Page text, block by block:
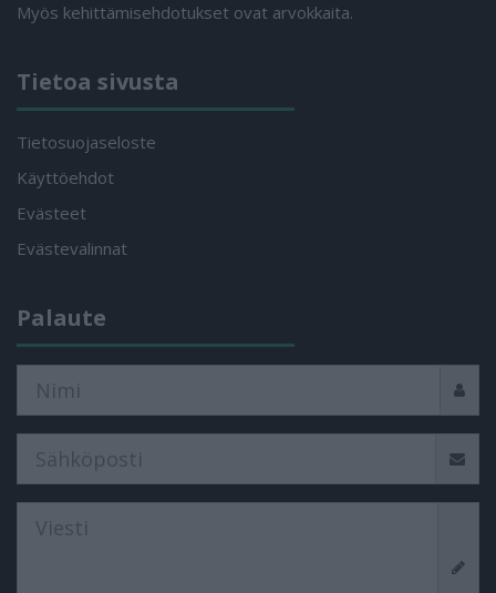
Myös kehittämisehdotukset ovat arvokkaita.
Tietoa sivusta
Tietosuojaseloste
Käyttöehdot
Evästeet
Evästevalinnat
Palaute